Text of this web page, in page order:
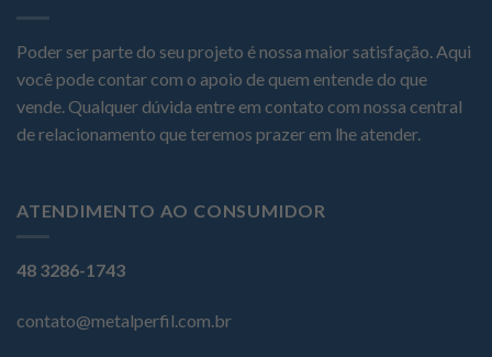
Poder ser parte do seu projeto é nossa maior satisfação. Aqui
você pode contar com o apoio de quem entende do que
vende. Qualquer dúvida entre em contato com nossa central
de relacionamento que teremos prazer em lhe atender.
ATENDIMENTO AO CONSUMIDOR
48 3286-1743
contato@metalperfil.com.br